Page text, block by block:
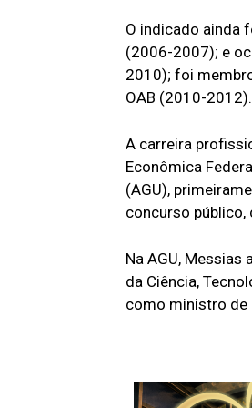
O indicado ainda
(2006-2007); e
2010); foi
OAB (2010-2012).
A carreira
Econômica
(AGU),
concurso público,
Na AGU,
da Ciência,
como ministro de